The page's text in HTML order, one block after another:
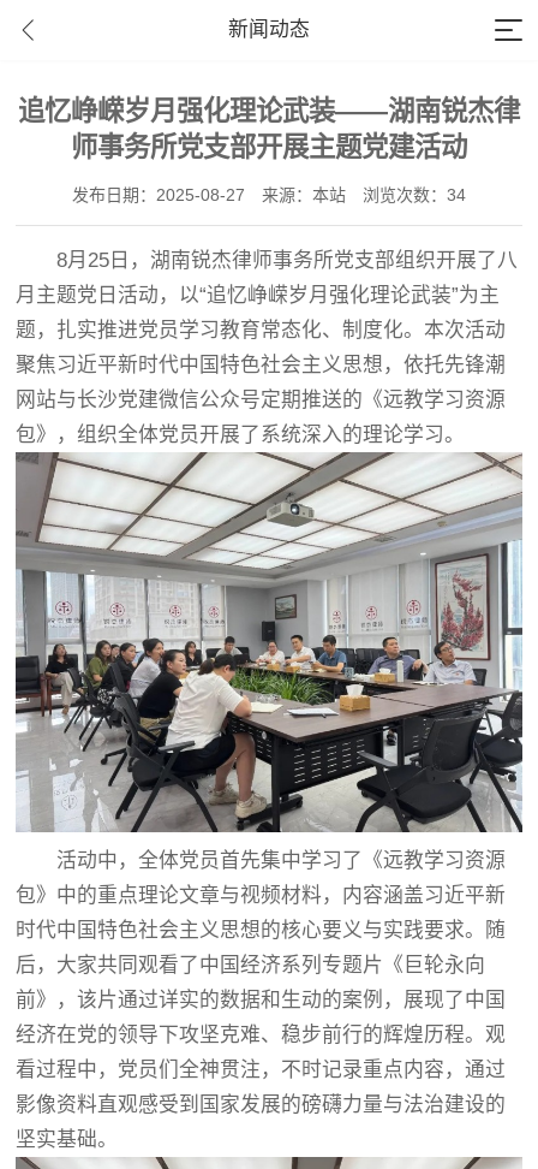
新闻动态
追忆峥嵘岁月强化理论武装——湖南锐杰律
师事务所党支部开展主题党建活动
发布日期：2025-08-27 来源：本站 浏览次数：34
8月25日，湖南锐杰律师事务所党支部组织开展了八
月主题党日活动，以“追忆峥嵘岁月强化理论武装”为主
题，扎实推进党员学习教育常态化、制度化。本次活动
聚焦习近平新时代中国特色社会主义思想，依托先锋潮
网站与长沙党建微信公众号定期推送的《远教学习资源
包》，组织全体党员开展了系统深入的理论学习。
活动中，全体党员首先集中学习了《远教学习资源
包》中的重点理论文章与视频材料，内容涵盖习近平新
时代中国特色社会主义思想的核心要义与实践要求。随
后，大家共同观看了中国经济系列专题片《巨轮永向
前》，该片通过详实的数据和生动的案例，展现了中国
经济在党的领导下攻坚克难、稳步前行的辉煌历程。观
看过程中，党员们全神贯注，不时记录重点内容，通过
影像资料直观感受到国家发展的磅礴力量与法治建设的
坚实基础。